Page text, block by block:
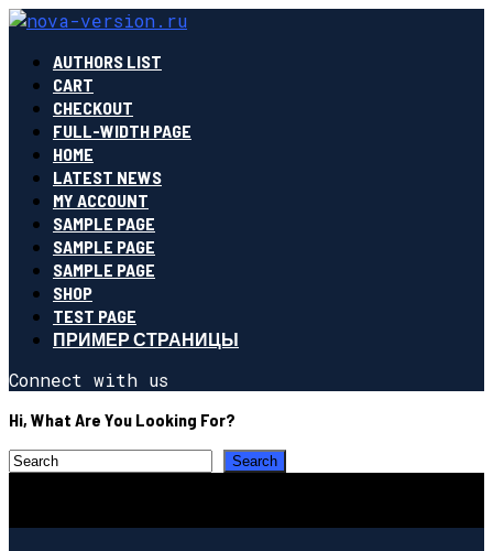
AUTHORS LIST
CART
CHECKOUT
FULL-WIDTH PAGE
HOME
LATEST NEWS
MY ACCOUNT
SAMPLE PAGE
SAMPLE PAGE
SAMPLE PAGE
SHOP
TEST PAGE
ПРИМЕР СТРАНИЦЫ
Connect with us
Hi, What Are You Looking For?